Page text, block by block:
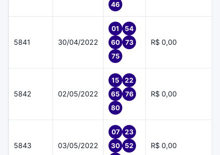
46
5841 30/04/2022
01
54
60
73
75
R$ 0,00
5842 02/05/2022
15
22
65
76
80
R$ 0,00
5843 03/05/2022
07
23
30
52
R$ 0,00